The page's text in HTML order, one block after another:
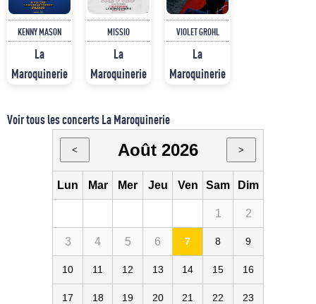
KENNY MASON
La
Maroquinerie
MISSIO
La
Maroquinerie
VIOLET GROHL
La
Maroquinerie
Voir tous les concerts La Maroquinerie
< Août 2026 >
Lun Mar Mer Jeu Ven Sam Dim
1 2
3 4 5 6 7 8 9
10 11 12 13 14 15 16
17 18 19 20 21 22 23